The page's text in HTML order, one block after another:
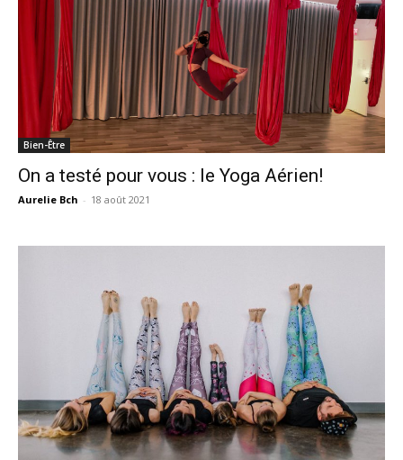
Bien-Être
On a testé pour vous : le Yoga Aérien!
Aurelie Bch - 18 août 2021